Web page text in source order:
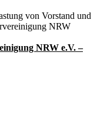
von Vorstand und
NRW
NRW e.V. –